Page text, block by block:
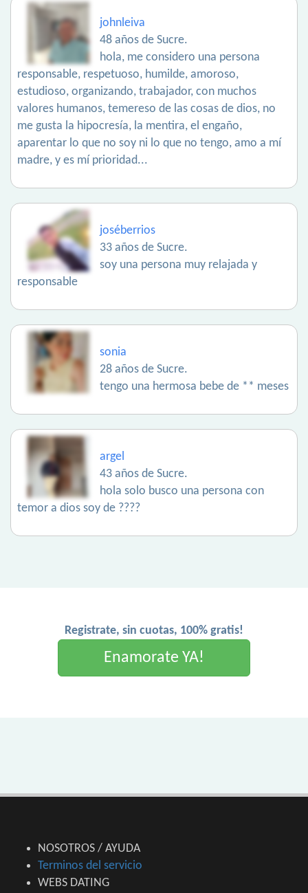
johnleiva
48 años de Sucre.
hola, me considero una persona
responsable, respetuoso, humilde, amoroso,
estudioso, organizando, trabajador, con muchos
valores humanos, temereso de las cosas de dios, no
me gusta la hipocresía, la mentira, el engaño,
aparentar lo que no soy ni lo que no tengo, amo a mí
madre, y es mí prioridad...
joséberrios
33 años de Sucre.
soy una persona muy relajada y
responsable
sonia
28 años de Sucre.
tengo una hermosa bebe de ** meses
argel
43 años de Sucre.
hola solo busco una persona con
temor a dios soy de ????
Registrate, sin cuotas, 100% gratis!
Enamorate YA!
NOSOTROS / AYUDA
Terminos del servicio
WEBS DATING